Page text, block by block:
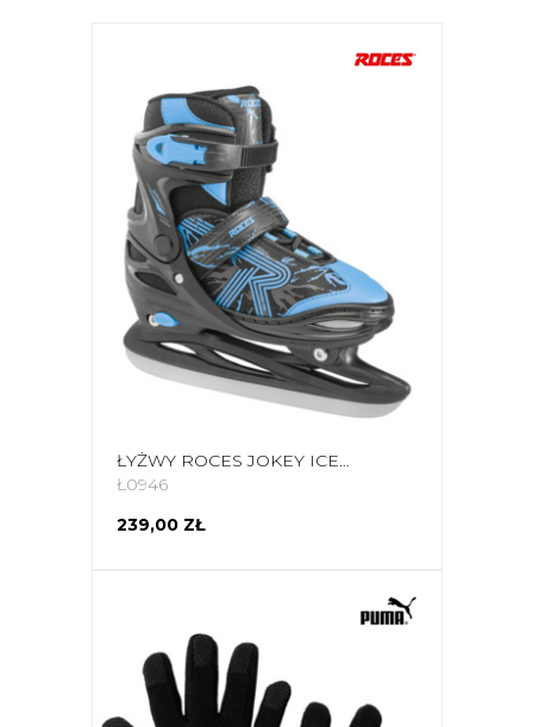
ŁYŻWY ROCES JOKEY ICE 3.0 BOY CZARNO-NIEBIESKIE 450707 01
Ł0946
239,00 ZŁ